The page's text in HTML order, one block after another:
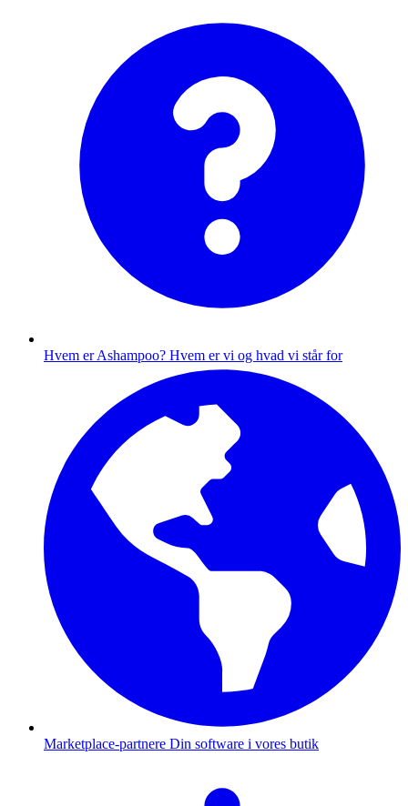
Hvem er Ashampoo? Hvem er vi og hvad vi står for
Marketplace-partnere Din software i vores butik